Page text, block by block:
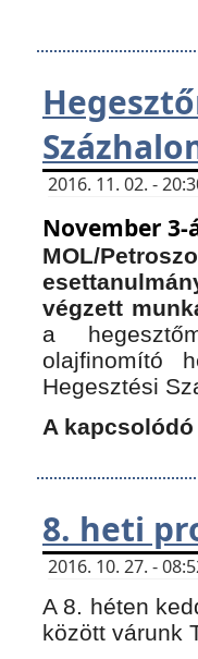
2016. 11. 02. -
November
MOL/
végzett
a
olajfinomító
Hegesztési
A
8. heti
2016. 10. 27. -
A 8. héten
között várunk